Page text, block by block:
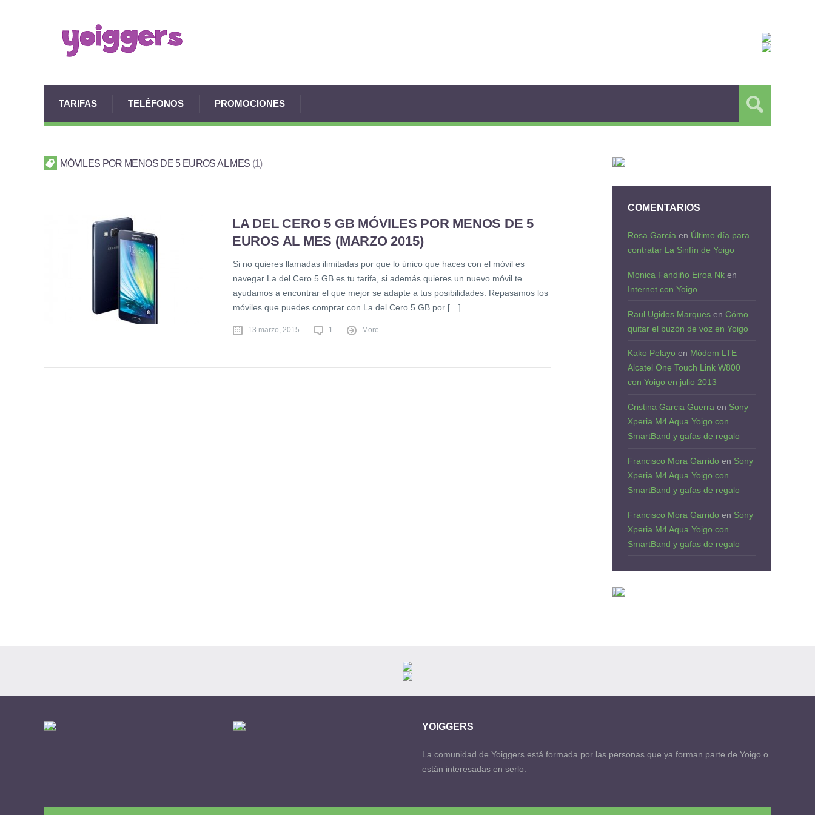
TARIFAS TELÉFONOS PROMOCIONES
MÓVILES POR MENOS DE 5 EUROS AL MES 1
LA DEL CERO 5 GB MÓVILES POR MENOS DE 5
EUROS AL MES (MARZO 2015)
Si no quieres llamadas ilimitadas por que lo único que haces con el móvil es
navegar La del Cero 5 GB es tu tarifa, si además quieres un nuevo móvil te
ayudamos a encontrar el que mejor se adapte a tus posibilidades. Repasamos los
móviles que puedes comprar con La del Cero 5 GB por […]
13 marzo, 2015 1 More
COMENTARIOS
Rosa García en Último día para
contratar La Sinfín de Yoigo
Monica Fandiño Eiroa Nk en
Internet con Yoigo
Raul Ugidos Marques en Cómo
quitar el buzón de voz en Yoigo
Kako Pelayo en Módem LTE
Alcatel One Touch Link W800
con Yoigo en julio 2013
Cristina Garcia Guerra en Sony
Xperia M4 Aqua Yoigo con
SmartBand y gafas de regalo
Francisco Mora Garrido en Sony
Xperia M4 Aqua Yoigo con
SmartBand y gafas de regalo
Francisco Mora Garrido en Sony
Xperia M4 Aqua Yoigo con
SmartBand y gafas de regalo
YOIGGERS
La comunidad de Yoiggers está formada por las personas que ya forman parte de Yoigo o
están interesadas en serlo.